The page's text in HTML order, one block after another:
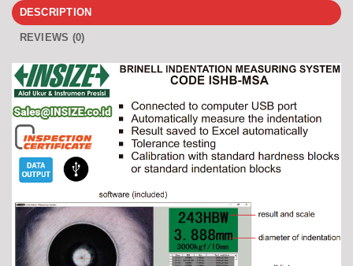
DESCRIPTION
REVIEWS (0)